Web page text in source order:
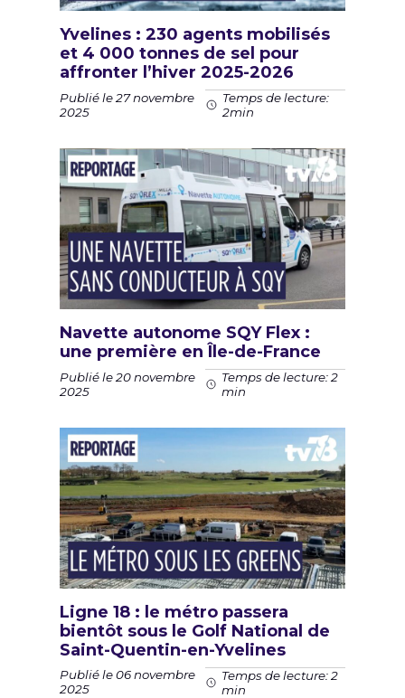
Yvelines : 230 agents mobilisés
et 4 000 tonnes de sel pour
affronter l’hiver 2025-2026
Publié le 27 novembre
2025
Temps de lecture:
2min
Navette autonome SQY Flex :
une première en Île-de-France
Publié le 20 novembre
2025
Temps de lecture: 2
min
Ligne 18 : le métro passera
bientôt sous le Golf National de
Saint-Quentin-en-Yvelines
Publié le 06 novembre
2025
Temps de lecture: 2
min